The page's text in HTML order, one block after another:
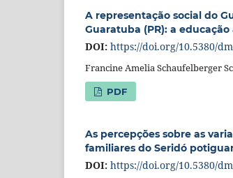
A representação social do
Guaratuba (PR): a
DOI: https://doi.org/10.5380/
Francine Amelia Schaufelberger
PDF
As percepções sobre as
familiares do Seridó
DOI: https://doi.org/10.5380/